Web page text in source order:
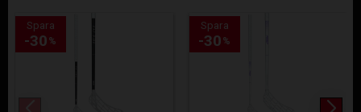
Spara
30 %
Spara
30 %